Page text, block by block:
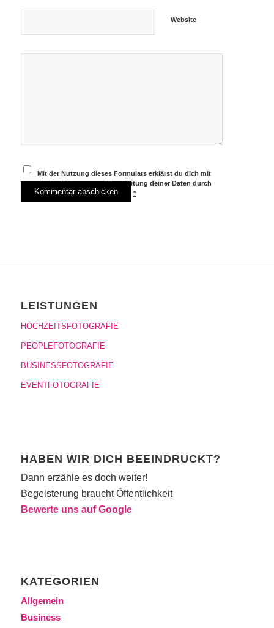
Website
Mit der Nutzung dieses Formulars erklärst du dich mit
der Speicherung und Verarbeitung deiner Daten durch
diese Website einverstanden.*
LEISTUNGEN
HOCHZEITSFOTOGRAFIE
PEOPLEFOTOGRAFIE
BUSINESSFOTOGRAFIE
EVENTFOTOGRAFIE
HABEN WIR DICH BEEINDRUCKT?
Dann erzähle es doch weiter!
Begeisterung braucht Öffentlichkeit
Bewerte uns auf Google
KATEGORIEN
Allgemein
Business